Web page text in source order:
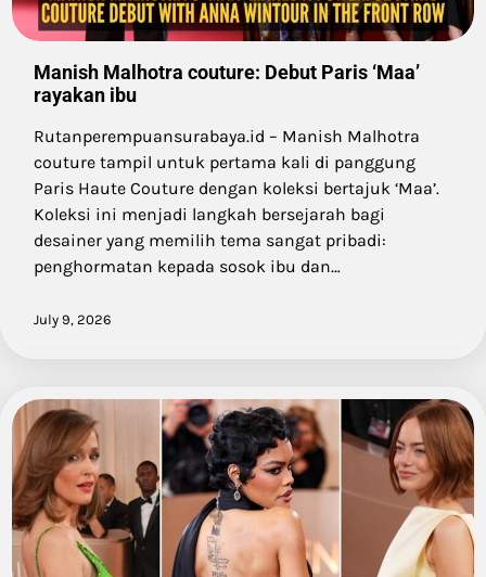
Manish Malhotra couture: Debut Paris ‘Maa’
rayakan ibu
Rutanperempuansurabaya.id – Manish Malhotra
couture tampil untuk pertama kali di panggung
Paris Haute Couture dengan koleksi bertajuk ‘Maa’.
Koleksi ini menjadi langkah bersejarah bagi
desainer yang memilih tema sangat pribadi:
penghormatan kepada sosok ibu dan…
July 9, 2026